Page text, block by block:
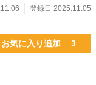
登録日 2025.11.05
お気に入り追加 3